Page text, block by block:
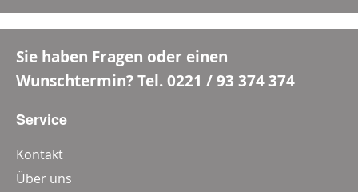
Sie haben Fragen oder einen
Wunschtermin? Tel.0221 / 93 374 374
Service
Kontakt
Über uns